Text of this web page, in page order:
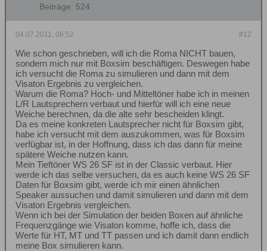
Beiträge: 524
#12
04.07.2011, 06:52
Wie schon geschrieben, will ich die Roma NICHT bauen,
sondern mich nur mit Boxsim beschäftigen. Deswegen habe
ich versucht die Roma zu simulieren und dann mit dem
Visaton Ergebnis zu vergleichen.
Warum die Roma? Hoch- und Mitteltöner habe ich in meinen
L/R Lautsprechern verbaut und hierfür will ich eine neue
Weiche berechnen, da die alte sehr bescheiden klingt.
Da es meine konkreten Lautsprecher nicht für Boxsim gibt,
habe ich versucht mit dem auszukommen, was für Boxsim
verfügbar ist, in der Hoffnung, dass ich das dann für meine
spätere Weiche nutzen kann.
Mein Tieftöner WS 26 SF ist in der Classic verbaut. Hier
werde ich das selbe versuchen, da es auch keine WS 26 SF
Daten für Boxsim gibt, werde ich mir einen ähnlichen
Speaker aussuchen und damit simulieren und dann mit dem
Visaton Ergebnis vergleichen.
Wenn ich bei der Simulation der beiden Boxen auf ähnliche
Frequenzgänge wie Visaton komme, hoffe ich, dass die
Werte für HT, MT und TT passen und ich damit dann endlich
meine Box simulieren kann.